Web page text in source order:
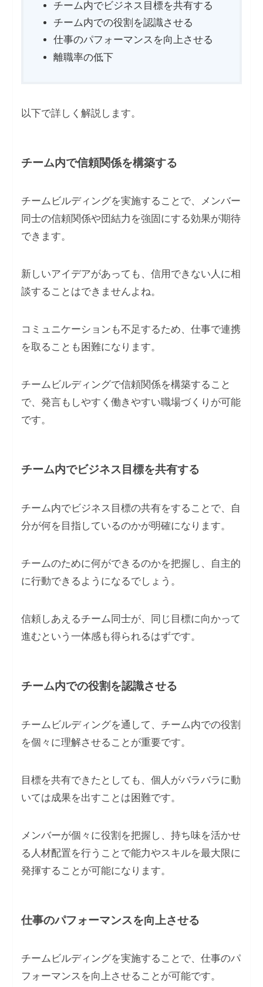
チーム内でビジネス目標を共有する
チーム内での役割を認識させる
仕事のパフォーマンスを向上させる
離職率の低下
以下で詳しく解説します。
チーム内で信頼関係を構築する
チームビルディングを実施することで、メンバー
同士の信頼関係や団結力を強固にする効果が期待
できます。
新しいアイデアがあっても、信用できない人に相
談することはできませんよね。
コミュニケーションも不足するため、仕事で連携
を取ることも困難になります。
チームビルディングで信頼関係を構築すること
で、発言もしやすく働きやすい職場づくりが可能
です。
チーム内でビジネス目標を共有する
チーム内でビジネス目標の共有をすることで、自
分が何を目指しているのかが明確になります。
チームのために何ができるのかを把握し、自主的
に行動できるようになるでしょう。
信頼しあえるチーム同士が、同じ目標に向かって
進むという一体感も得られるはずです。
チーム内での役割を認識させる
チームビルディングを通して、チーム内での役割
を個々に理解させることが重要です。
目標を共有できたとしても、個人がバラバラに動
いては成果を出すことは困難です。
メンバーが個々に役割を把握し、持ち味を活かせ
る人材配置を行うことで能力やスキルを最大限に
発揮することが可能になります。
仕事のパフォーマンスを向上させる
チームビルディングを実施することで、仕事のパ
フォーマンスを向上させることが可能です。